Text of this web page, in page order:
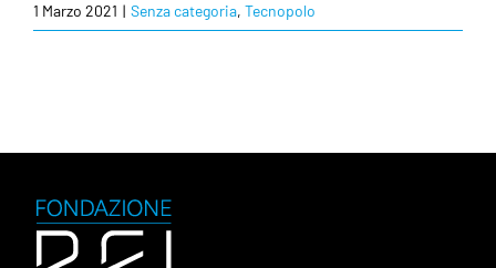
1 Marzo 2021 | Senza categoria, Tecnopolo